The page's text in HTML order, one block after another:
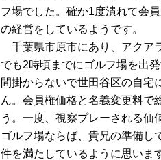
フ場でした。確か1度潰れて会
の経営をしているようです。
千葉県市原市にあり、アクア
でも2時頃までにゴルフ場を出
間掛からないで世田谷区の自宅
ん。会員権価格と名義変更料で
う。一度、視察プレーされる価
ゴルフ場ならば、貴兄の準備し
件を満たしているように思いま